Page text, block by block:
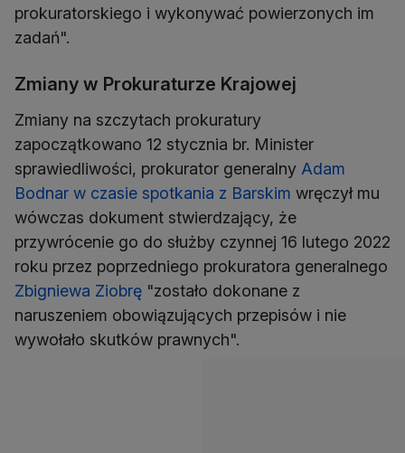
prokuratorskiego i wykonywać powierzonych im
zadań".
Zmiany w Prokuraturze Krajowej
Zmiany na szczytach prokuratury
zapoczątkowano 12 stycznia br. Minister
sprawiedliwości, prokurator generalny Adam
Bodnar w czasie spotkania z Barskim wręczył mu
wówczas dokument stwierdzający, że
przywrócenie go do służby czynnej 16 lutego 2022
roku przez poprzedniego prokuratora generalnego
Zbigniewa Ziobrę "zostało dokonane z
naruszeniem obowiązujących przepisów i nie
wywołało skutków prawnych".